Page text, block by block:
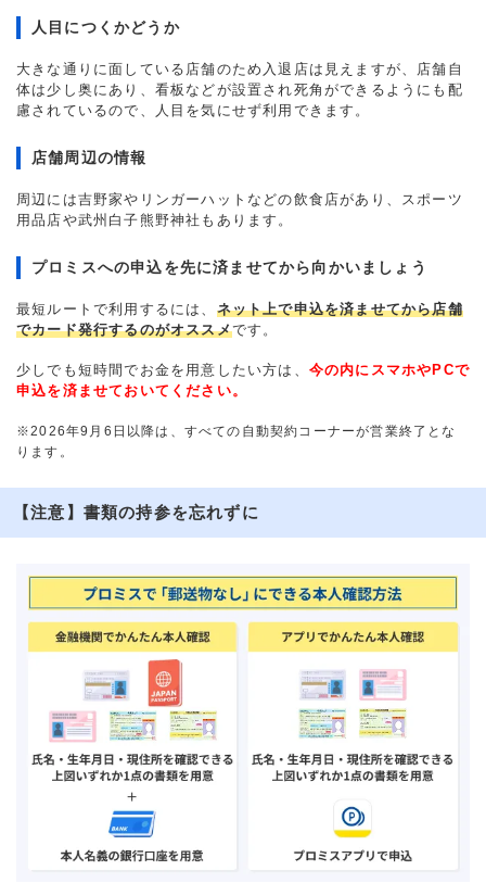
人目につくかどうか
大きな通りに面している店舗のため入退店は見えますが、店舗自
体は少し奥にあり、看板などが設置され死角ができるようにも配
慮されているので、人目を気にせず利用できます。
店舗周辺の情報
周辺には吉野家やリンガーハットなどの飲食店があり、スポーツ
用品店や武州白子熊野神社もあります。
プロミスへの申込を先に済ませてから向かいましょう
最短ルートで利用するには、 ネット上で申込を済ませてから店舗
でカード発行するのがオススメです。
少しでも短時間でお金を用意したい方は、 今の内にスマホやPCで
申込を済ませておいてください。
※2026年9月6日以降は、すべての自動契約コーナーが営業終了とな
ります。
【注意】書類の持参を忘れずに